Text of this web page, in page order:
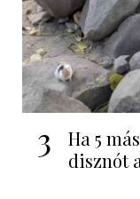
3
Ha 5
disznót